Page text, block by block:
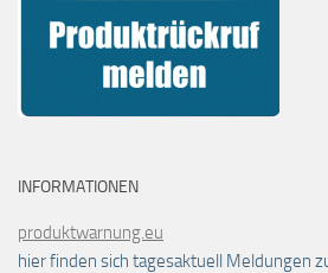
INFORMATIONEN
produktwarnung.eu
hier finden sich tagesaktuell Meldungen